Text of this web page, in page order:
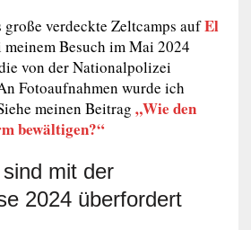
verdeckte Zeltcamps aufEl
Besuch im Mai 2024
von der Nationalpolizei
Fotoaufnahmen wurde ich
meinen Beitrag „Wie den
bewältigen?“
mit der
2024 überfordert